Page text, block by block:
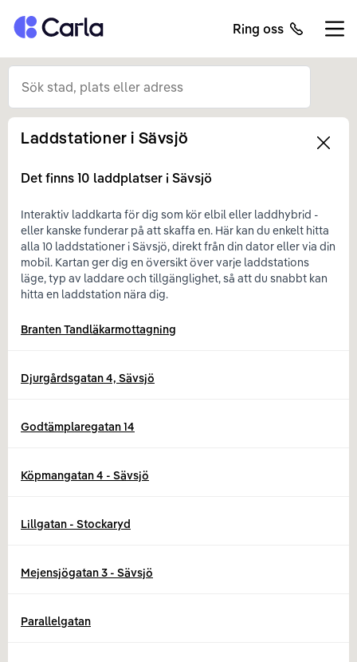
Tillbaka till startsidan Ring oss
Left
Laddstationer i Sävsjö
Det finns 10 laddplatser i Sävsjö
Interaktiv laddkarta för dig som kör elbil eller laddhybrid -
eller kanske funderar på att skaffa en. Här kan du enkelt hitta
alla 10 laddstationer i Sävsjö, direkt från din dator eller via din
mobil. Kartan ger dig en översikt över varje laddstations
läge, typ av laddare och tillgänglighet, så att du snabbt kan
hitta en laddstation nära dig.
Branten Tandläkarmottagning
Djurgårdsgatan 4, Sävsjö
Godtämplaregatan 14
Köpmangatan 4 - Sävsjö
Lillgatan - Stockaryd
Mejensjögatan 3 - Sävsjö
Parallelgatan